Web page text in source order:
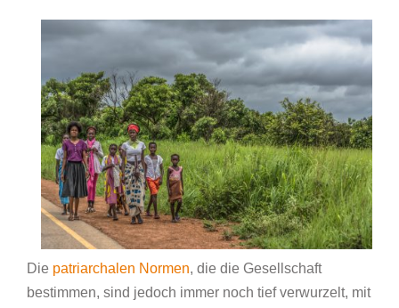
Die patriarchalen Normen, die die Gesellschaft
bestimmen, sind jedoch immer noch tief verwurzelt, mit